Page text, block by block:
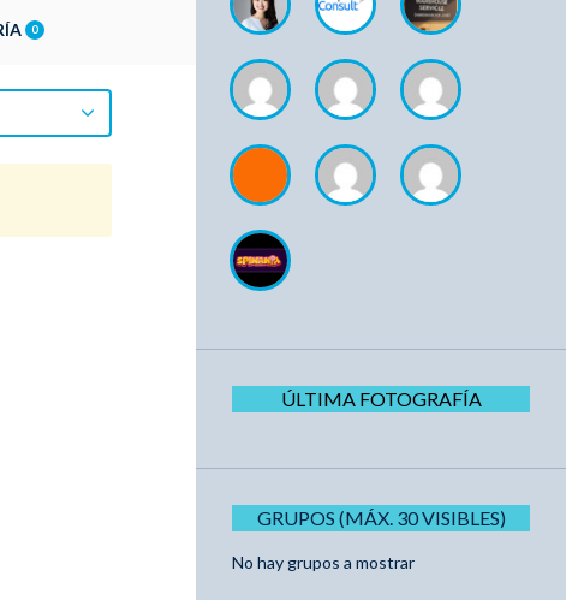
0
ÚLTIMA FOTOGRAFÍA
GRUPOS (MÁX. 30 VISIBLES)
No hay grupos a mostrar